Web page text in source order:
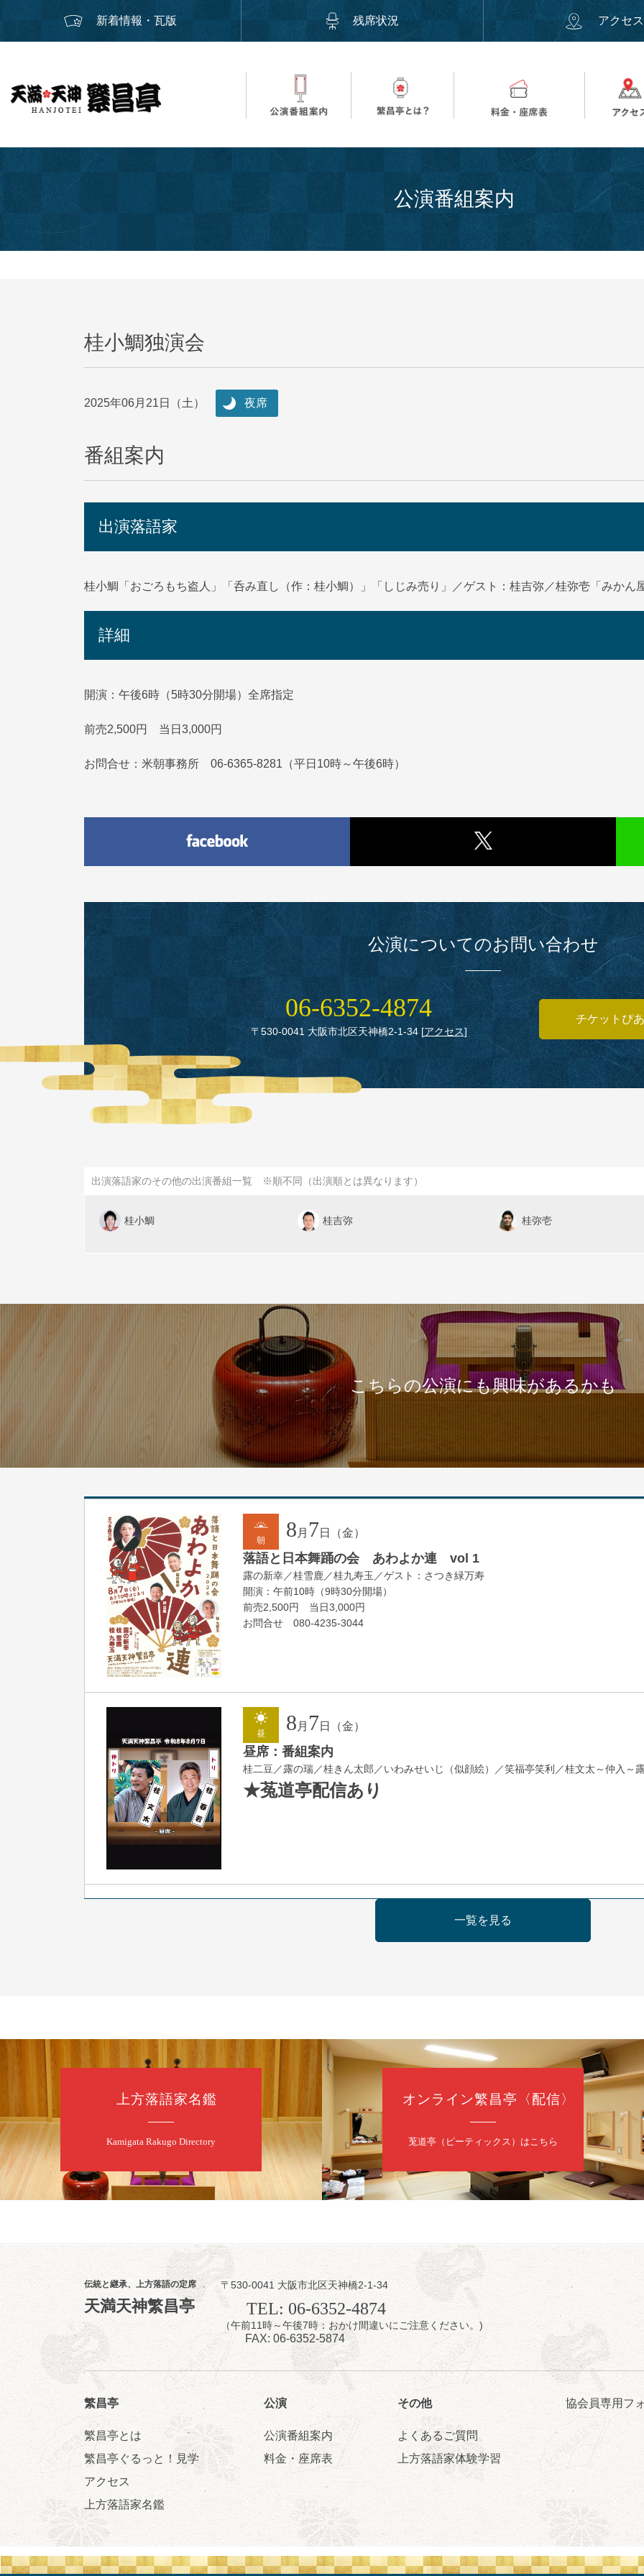
新着情報・瓦版 残席状況 アクセス
公演番組案内
桂小鯛独演会
2025年06月21日（土） 夜席
番組案内
出演落語家
桂小鯛「おごろもち盗人」「呑み直し（作：桂小鯛）」「しじみ売り」／ゲスト：桂吉弥／桂弥壱「みかん
詳細
開演：午後6時（5時30分開場）全席指定
前売2,500円 当日3,000円
お問合せ：米朝事務所 06-6365-8281（平日10時～午後6時）
公演についてのお問い合わせ
06‑6352‑4874
〒530‑0041 大阪市北区天神橋2‑1‑34[アクセス]
チケットぴ
出演落語家のその他の出演番組一覧 ※順不同（出演順とは異なります）
桂小鯛 桂吉弥 桂弥壱
こちらの公演にも興味があるかも
朝 8月 7日（金）
落語と日本舞踊の会 あわよか連 vol 1
露の新幸／桂雪鹿／桂九寿玉／ゲスト：さつき緑万寿
開演：午前10時（9時30分開場）
前売2,500円 当日3,000円
お問合せ 080-4235-3044
昼 8 月 7日（金）
昼席：番組案内
桂二豆／露の瑞／桂きん太郎／いわみせいじ（似顔絵）／笑福亭笑利／桂文太～仲入～
★菟道亭配信あり
噺家が落語と芝居をしてみる会
朝 8 日（土）
第2回 智之介・力造 二人会
笑福亭智之介「昭和任侠伝」「天王寺詣り」／桂力造「桃太郎」「本膳」／桂二豆「開
開演：午前10時（9時30分開場）
前売2,000円 当日 2,500円
お問合せ：智之介・力造 二人会事務局 090-7762-6268
昼席：番組案内
桂九寿玉／露の瑞／桂きん太郎／いわみせいじ（似顔絵）／桂米之助／桂文太～仲入～
★菟道亭配信あり
夜 8 月8日（土）
小痴楽・三語のさるごりら落語会 2026
桂三語／柳亭小痴楽 他
開演：午後6時（5時30分開場）全席指定
前売3,500円 当日4,000円
お問合せ：FANYチケット 0570-550-100(10:00～19:00受付)
一覧を見る
上方落語家名鑑
Kamigata Rakugo Directory
オンライン繁昌亭〈配信〉
莵道亭（ピーティックス）はこちら
伝統と継承、上方落語の定席
天満天神繁昌亭
〒530-0041 大阪市北区天神橋2-1-34
TEL: 06-6352-4874
（午前11時～午後7時：おかけ間違いにご注意ください。)
FAX: 06-6352-5874
繁昌亭
繁昌亭とは
繁昌亭ぐるっと！見学
アクセス
上方落語家名鑑
公演
公演番組案内
料金・座席表
その他
よくあるご質問
上方落語家体験学習
協会員専用フ